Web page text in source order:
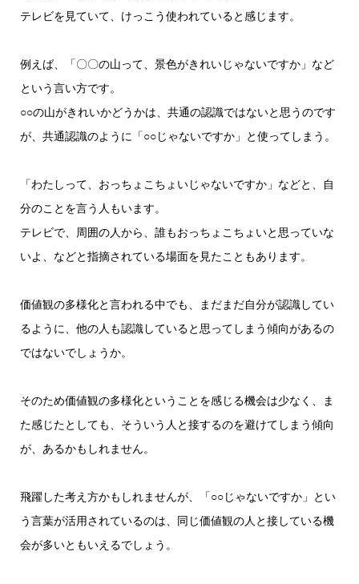
テレビを見ていて、けっこう使われていると感じます。
例えば、「〇〇の山って、景色がきれいじゃないですか」など
という言い方です。
○○の山がきれいかどうかは、共通の認識ではないと思うのです
が、共通認識のように「○○じゃないですか」と使ってしまう。
「わたしって、おっちょこちょいじゃないですか」などと、自
分のことを言う人もいます。
テレビで、周囲の人から、誰もおっちょこちょいと思っていな
いよ、などと指摘されている場面を見たこともあります。
価値観の多様化と言われる中でも、まだまだ自分が認識してい
るように、他の人も認識していると思ってしまう傾向があるの
ではないでしょうか。
そのため価値観の多様化ということを感じる機会は少なく、ま
た感じたとしても、そういう人と接するのを避けてしまう傾向
が、あるかもしれません。
飛躍した考え方かもしれませんが、「○○じゃないですか」とい
う言葉が活用されているのは、同じ価値観の人と接している機
会が多いともいえるでしょう。